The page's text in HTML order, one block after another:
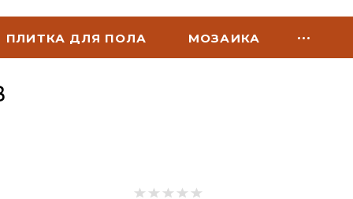
ПЛИТКА ДЛЯ ПОЛА МОЗАИКА